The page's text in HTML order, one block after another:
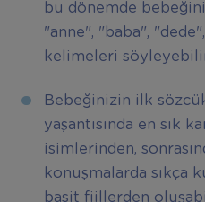
bu dönemde
"anne", "baba",
kelimeleri
Bebeğinizin ilk
yaşantısında en sık
isimlerinden,
konuşmalarda sıkça
basit fiillerden